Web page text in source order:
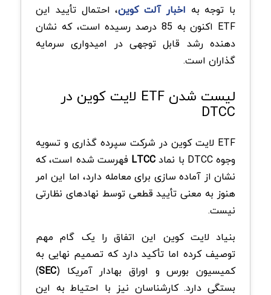
با توجه به اخبار آلت کوین، احتمال تأیید این
ETF اکنون به 85 درصد رسیده است، که نشان‌
دهنده رشد قابل‌ توجهی در امیدواری سرمایه‌
گذاران است.
لیست شدن ETF لایت کوین در
DTCC
ETF لایت کوین در شرکت سپرده‌ گذاری و تسویه
وجوه DTCC با نماد
LTCC فهرست شده است، که
نشان از آماده‌ سازی برای معامله دارد، اما این امر
هنوز به معنی تأیید قطعی توسط نهادهای نظارتی
نیست.
بنیاد لایت کوین این اتفاق را یک گام مهم
توصیف کرده اما تأکید دارد که تصمیم نهایی به
کمیسیون بورس و اوراق بهادار آمریکا (SEC
)
بستگی دارد. کارشناسان نیز با احتیاط به این